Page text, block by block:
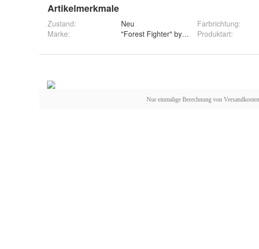
Artikelmerkmale
Zustand:
Neu
Marke:
"Forest Fighter" by Francital
Farbrichtung:
Produktart: